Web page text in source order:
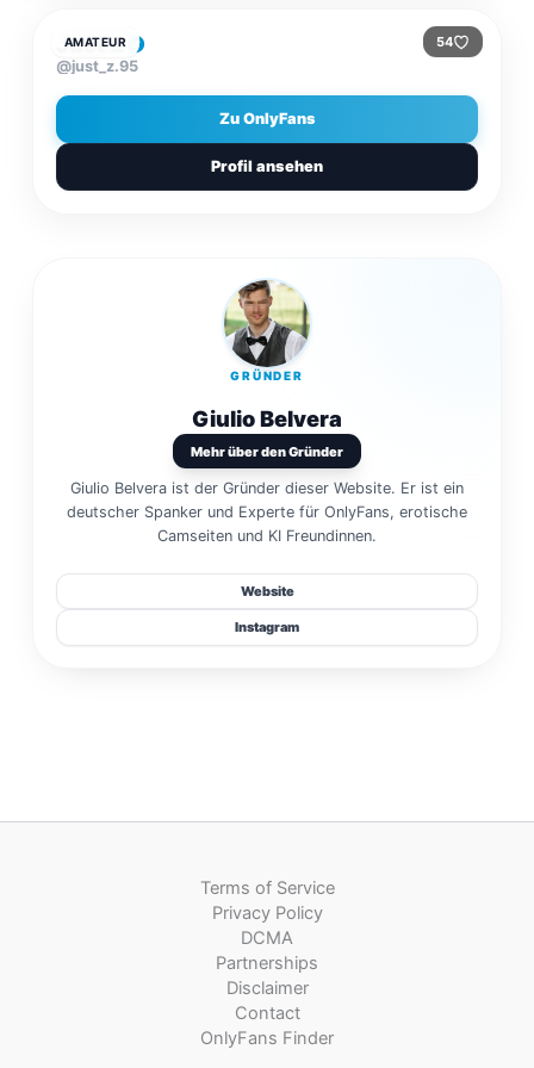
AMATEUR 54
Just Z
@just_z.95
Zu OnlyFans
Profil ansehen
GRÜNDER
Giulio Belvera
Mehr über den Gründer
Giulio Belvera ist der Gründer dieser Website. Er ist ein
deutscher Spanker und Experte für OnlyFans, erotische
Camseiten und KI Freundinnen.
Website
Instagram
Terms of Service
Privacy Policy
DCMA
Partnerships
Disclaimer
Contact
OnlyFans Finder